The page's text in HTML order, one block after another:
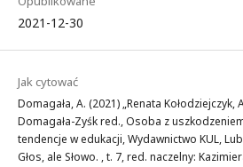
2021-12-30
Jak cytować
Domagała, A. (2021) „Renata
Domagała-Zyśk red., Osoba z
tendencje w edukacji, Wydawnictwo KUL,
Głos, ale Słowo. , t. 7, red. naczelny: